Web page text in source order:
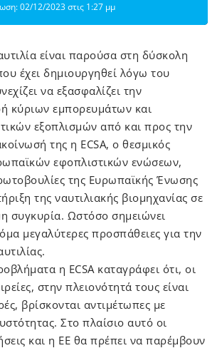
02/12/2023 στις 1:27 μμ
είναι παρούσα στη δύσκολη
έχει δημιουργηθεί λόγω του
να εξασφαλίζει την
κύριων εμπορευμάτων και
εξοπλισμών από και προς την
της η ECSA, o θεσμικός
εφοπλιστικών ενώσεων,
της Ευρωπαϊκής Ένωσης
της ναυτιλιακής βιομηχανίας σε
συγκυρία. Ωστόσο σημειώνει
μεγαλύτερες προσπάθειες για την
η ECSA καταγράφει ότι, οι
στην πλειονότητά τους είναι
βρίσκονται αντιμέτωπες με
Στο πλαίσιο αυτό οι
και η ΕΕ θα πρέπει να παρέμβουν